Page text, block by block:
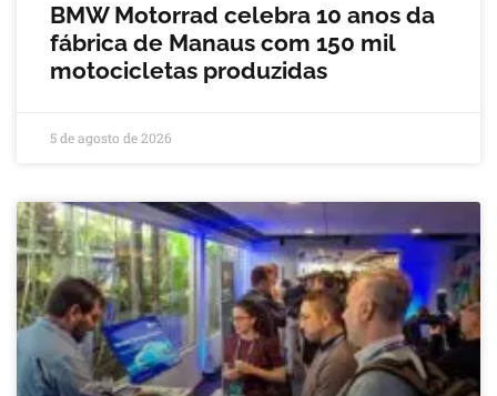
BMW Motorrad celebra 10 anos da
fábrica de Manaus com 150 mil
motocicletas produzidas
5 de agosto de 2026